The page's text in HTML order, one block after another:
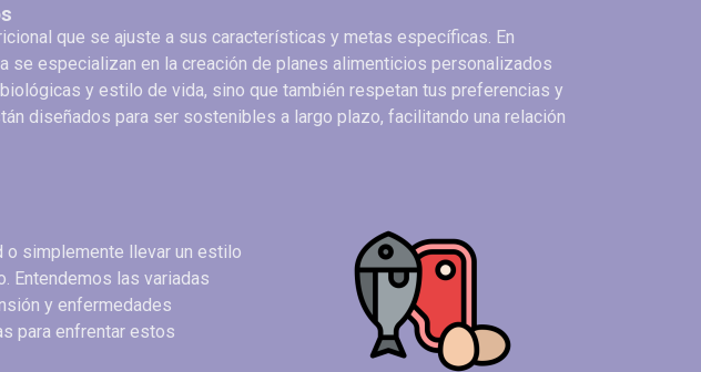
que se ajuste a sus características y metas específicas. En
se especializan en la creación de planes alimenticios personalizados
y estilo de vida, sino que también respetan tus preferencias y
diseñados para ser sostenibles a largo plazo, facilitando una relación
o simplemente llevar un estilo
Entendemos las variadas
y enfermedades
para enfrentar estos